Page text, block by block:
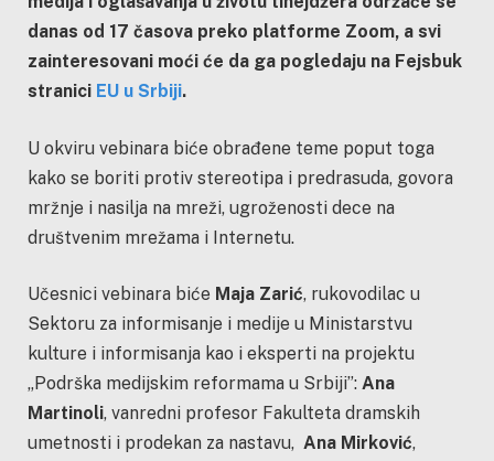
danas od 17 časova preko platforme Zoom, a svi
zainteresovani moći će da ga pogledaju na Fejsbuk
stranici EU u Srbiji.
U okviru vebinara biće obrađene teme poput toga
kako se boriti protiv stereotipa i predrasuda, govora
mržnje i nasilja na mreži, ugroženosti dece na
društvenim mrežama i Internetu.
Učesnici vebinara biće Maja Zarić, rukovodilac u
Sektoru za informisanje i medije u Ministarstvu
kulture i informisanja kao i eksperti na projektu
„Podrška medijskim reformama u Srbiji”: Ana
Martinoli, vanredni profesor Fakulteta dramskih
umetnosti i prodekan za nastavu, Ana Mirković,